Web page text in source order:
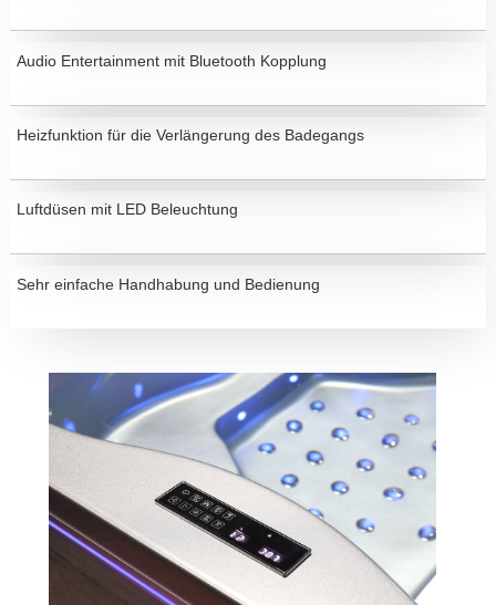
Audio Entertainment mit Bluetooth Kopplung
Heizfunktion für die Verlängerung des Badegangs
Luftdüsen mit LED Beleuchtung
Sehr einfache Handhabung und Bedienung